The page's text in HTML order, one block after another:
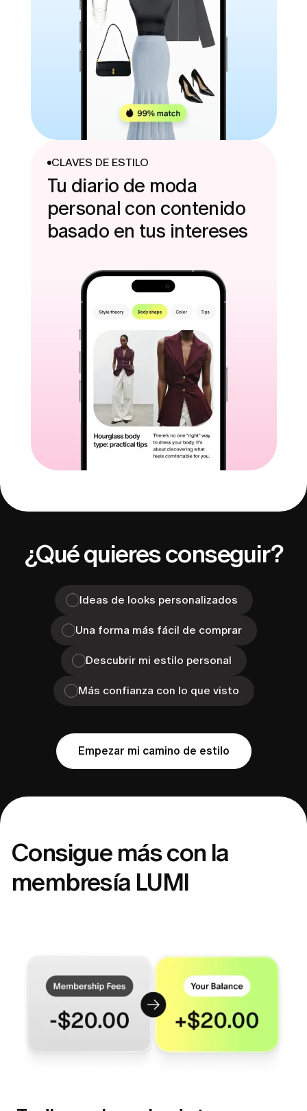
CLAVES DE ESTILO
Tu diario de moda
personal con contenido
basado en tus intereses
¿Qué quieres conseguir?
Ideas de looks personalizados
Una forma más fácil de comprar
Descubrir mi estilo personal
Más confianza con lo que visto
Empezar mi camino de estilo
Consigue más con la
membresía LUMI